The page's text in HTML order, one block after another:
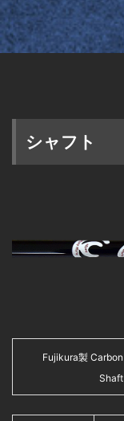
シャフト
Fujikura製 Carbon
Shaft